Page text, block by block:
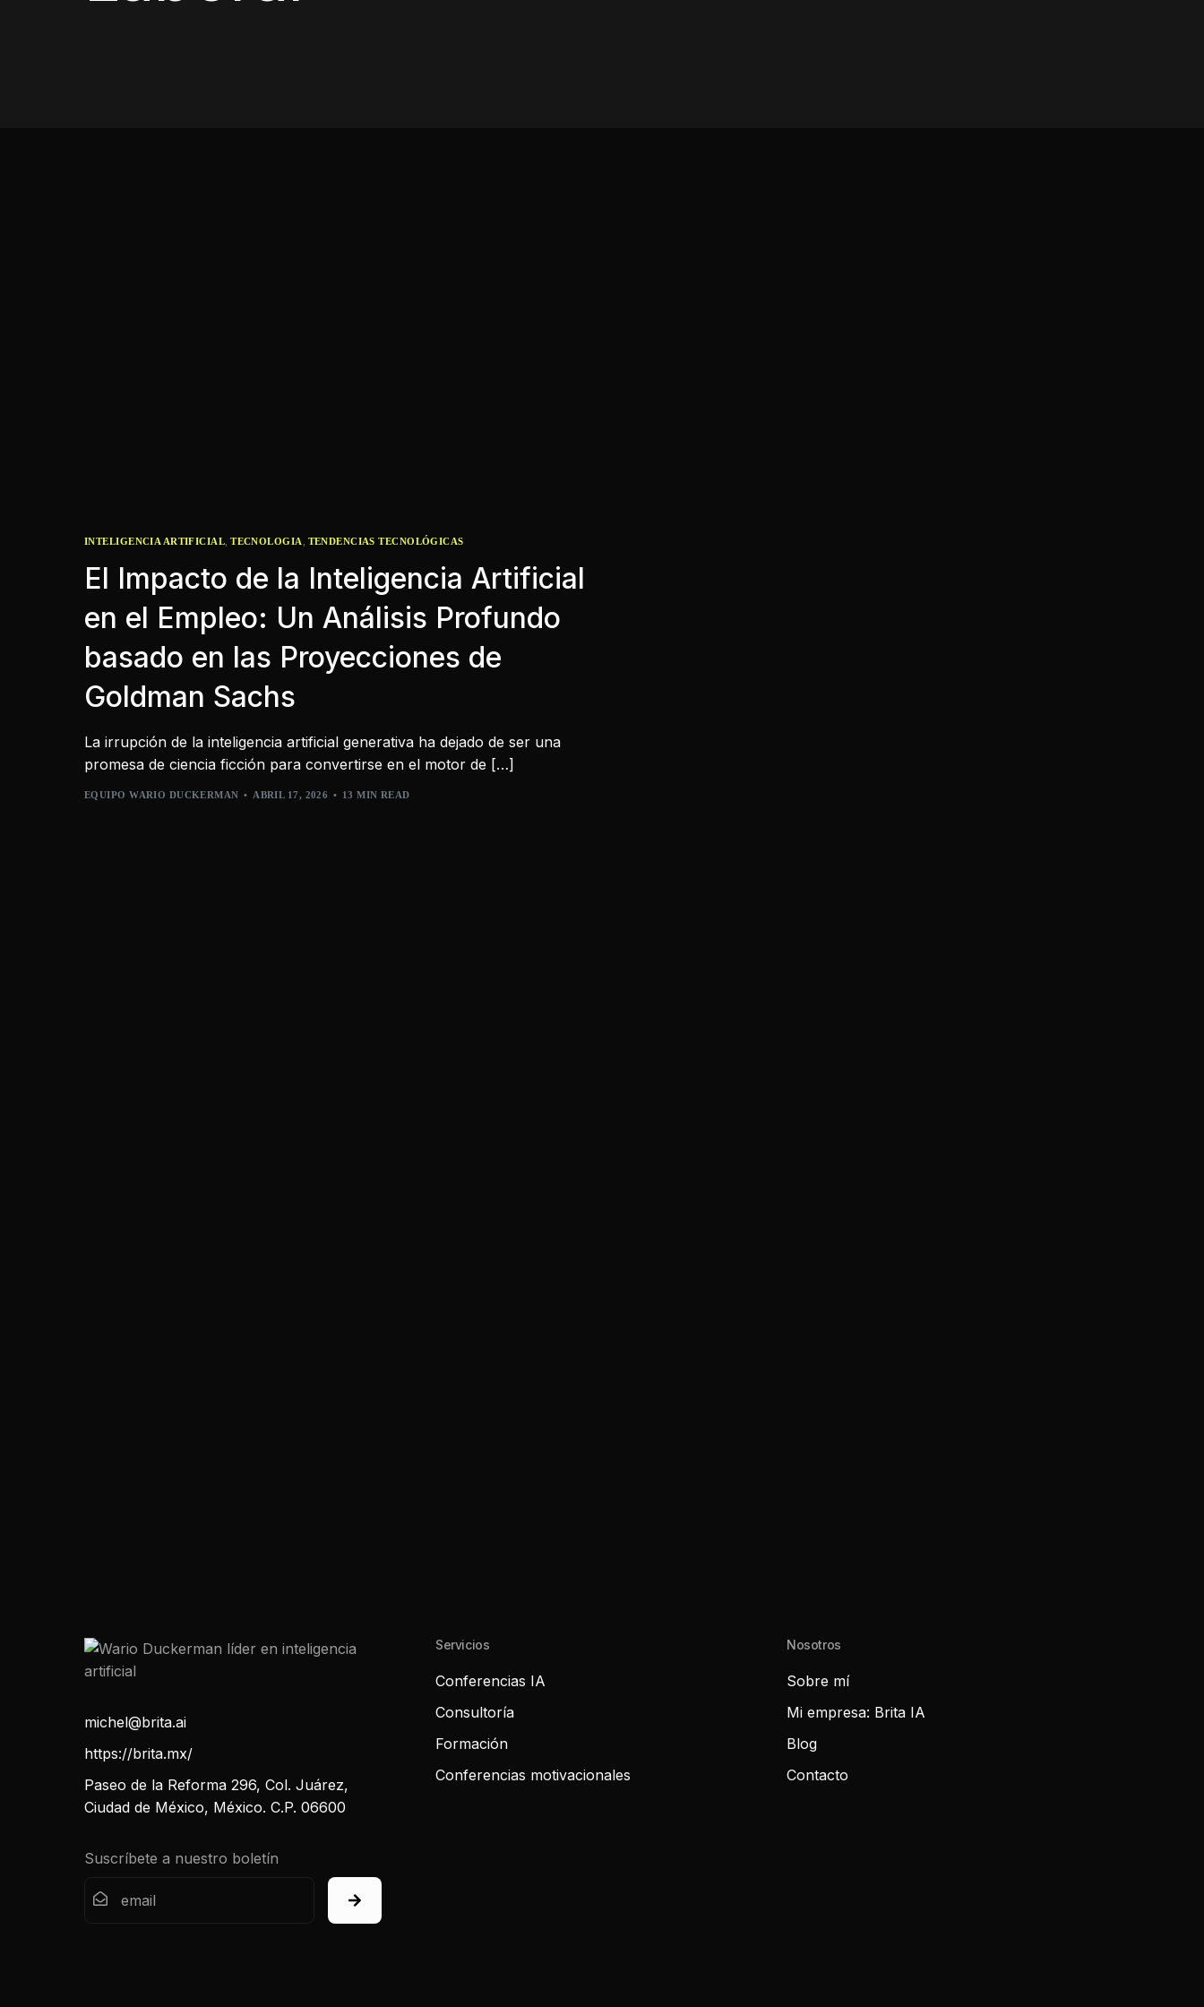
INTELIGENCIA ARTIFICIAL ,TECNOLOGIA TENDENCIAS TECNOLÓGICAS
El Impacto de la Inteligencia Artificial
en el Empleo: Un Análisis Profundo
basado en las Proyecciones de
Goldman Sachs
La irrupción de la inteligencia artificial generativa ha dejado de ser una
promesa de ciencia ficción para convertirse en el motor de […]
EQUIPO WARIO DUCKERMAN ABRIL 17, 2026 13 MIN READ
michel@brita.ai
https://brita.mx/
Paseo de la Reforma 296, Col. Juárez,
Ciudad de México, México. C.P. 06600
Suscríbete a nuestro boletín
Servicios
Conferencias IA
Consultoría
Formación
Conferencias motivacionales
Nosotros
Sobre mí
Mi empresa: Brita IA
Blog
Contacto